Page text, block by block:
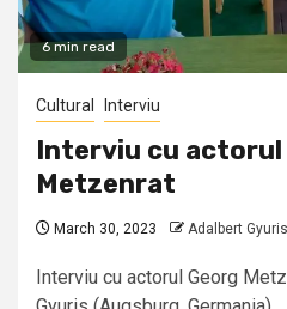
6 min read
Cultural Interviu
Interviu cu actorul
Metzenrat
March 30, 2023 Adalbert Gyuris
Interviu cu actorul Georg